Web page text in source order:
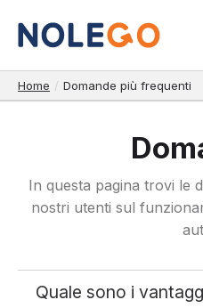
Home / Domande più frequenti
In questa pagina trovi le
nostri utenti sul
Quale sono i